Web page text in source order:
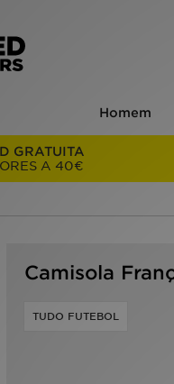
Homem
GRATUITA
A 40€
Camisola
TUDO FUTEBOL